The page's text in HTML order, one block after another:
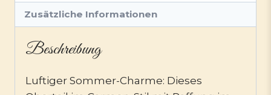
Zusätzliche Informationen
Beschreibung
Luftiger Sommer-Charme: Dieses